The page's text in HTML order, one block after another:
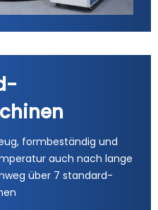
formbeständig und
auch nach lange
über 7 standard-